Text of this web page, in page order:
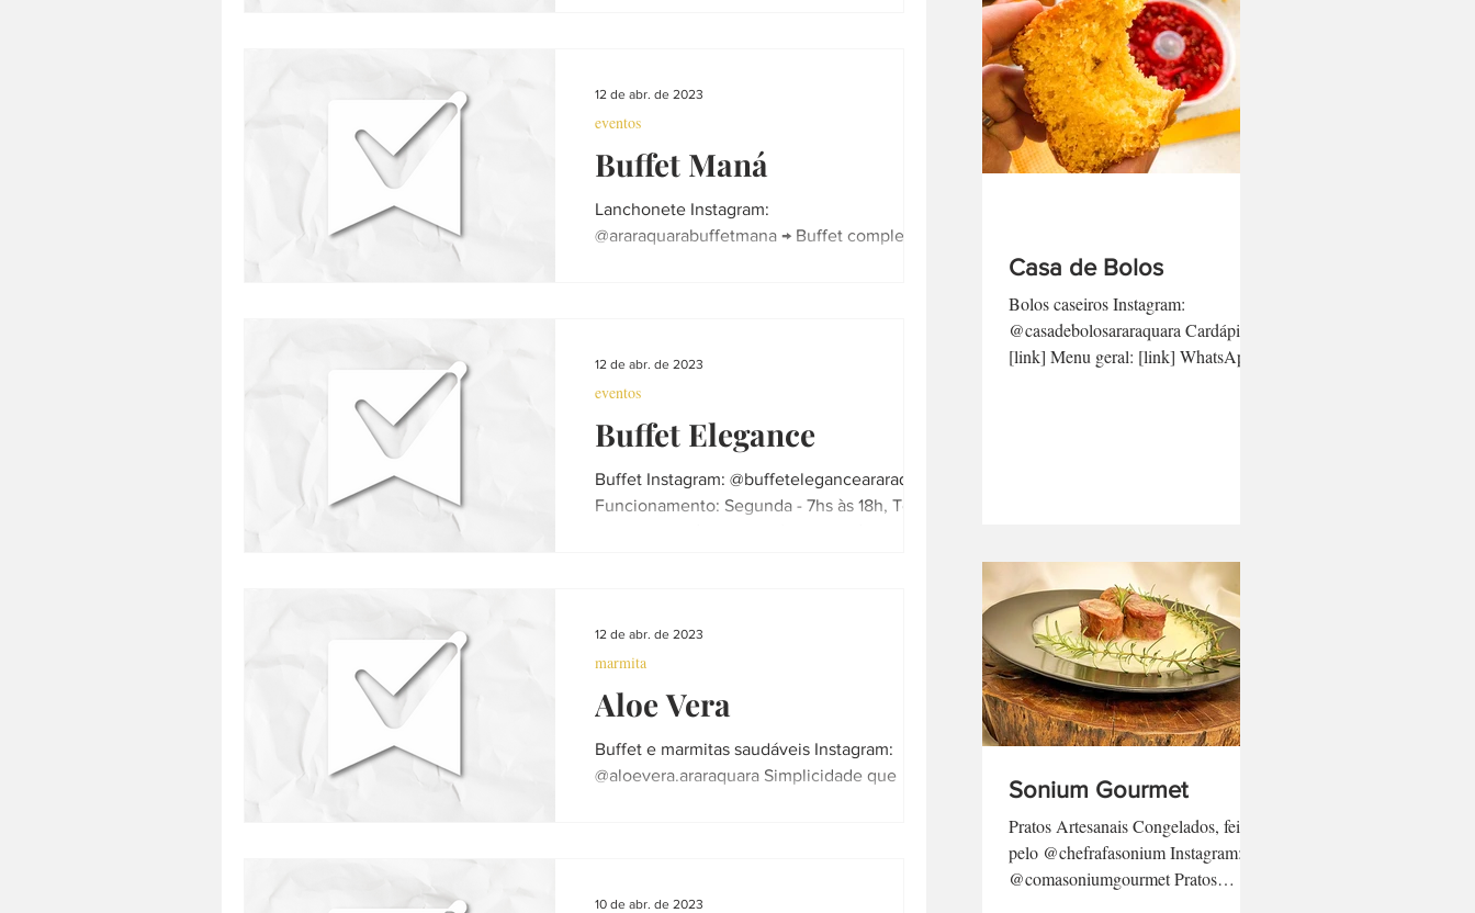
Buffet Maná
Lanchonete Instagram:
@araraquarabuffetmana → Buffet completo →
eventos
12 de abr. de 2023
Buffet Elegance
Buffet Instagram: @buffeteleganceararaquara
Funcionamento: Segunda - 7hs às 18h, Terça
eventos
12 de abr. de 2023
Aloe Vera
Buffet e marmitas saudáveis Instagram:
@aloevera.araraquara Simplicidade que
marmita
12 de abr. de 2023
10 de abr. de 2023
Casa de Bolos
Bolos caseiros Instagram:
@casadebolosararaquara Cardápio:
[link] Menu geral: [link] WhatsApp:
Sonium Gourmet
Pratos Artesanais Congelados, feitos
pelo @chefrafasonium Instagram:
@comasoniumgourmet Pratos